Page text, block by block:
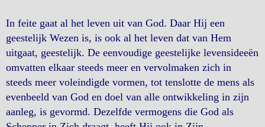
In feite gaat al het leven uit van God. Daar Hij een
geestelijk Wezen is, is ook al het leven dat van Hem
uitgaat, geestelijk. De eenvoudige geestelijke levensideeën
omvatten elkaar steeds meer en vervolmaken zich in
steeds meer voleindigde vormen, tot tenslotte de mens als
evenbeeld van God en doel van alle ontwikkeling in zijn
aanleg, is gevormd. Dezelfde vermogens die God als